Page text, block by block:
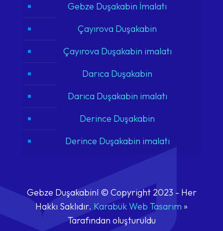
Gebze Duşakabin İmalatı
Çayırova Duşakabin
Çayırova Duşakabin imalatı
Darıca Duşakabin
Darıca Duşakabin imalatı
Derince Duşakabin
Derince Duşakabin imalatı
Gebze Duşakabinl © Copyright 2023 - Her
Hakkı Saklıdır. Karabük Web Tasarım »
Tarafından oluşturuldu